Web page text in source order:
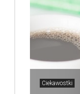
Ciekawostki